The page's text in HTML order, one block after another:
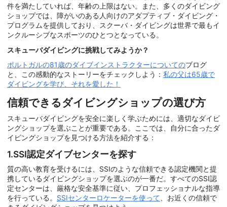
件を満たしていれば、年齢の上限はない。また、多くのダイビング
ショップでは、障がいのある人向けのアダプティブ・ダイビング・
プログラムを提供しており、スクーバ・ダイビングは世界で最もイ
ンクルーシブなスポーツのひとつとなっている。
スキューバダイビングに挑戦してみようか？
ポルトガルの81歳のダイブインストラクターについてのブログ
と、この感動的なストーリーをチェックしよう： 私の父は65歳で
ダイビングを学び、それを愛した！
信頼できるダイビングショップの選び方
スキューバダイビングを安全に楽しく学ぶためには、適切なダイビ
ングショップを選ぶことが重要である。ここでは、自分に合ったダ
イビングショップを見つける方法を紹介する：
1.SSI認定ダイブセンターを探す
質の高い教育を受けるには、SSIのような信頼できる認定機関と提
携しているダイビングショップを選ぶのが一番だ。すべてのSSI認
定センターは、厳格な安全基準に従い、プロフェッショナルな指導
を行っている。 SSIセンターロケーターを使って 、お近くの信頼で